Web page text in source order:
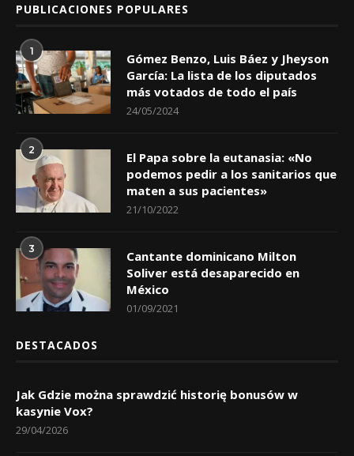
PUBLICACIONES POPULARES
1
Gómez Benzo, Luis Báez y Jheyson
García: La lista de los diputados
más votados de todo el país
24/05/2024
2
El Papa sobre la eutanasia: «No
podemos pedir a los sanitarios que
maten a sus pacientes»
21/10/2022
3
Cantante dominicano Milton
Soliver está desaparecido en
México
01/09/2021
DESTACADOS
Jak Gdzie można sprawdzić historię bonusów w
kasynie Vox?
29/04/2026